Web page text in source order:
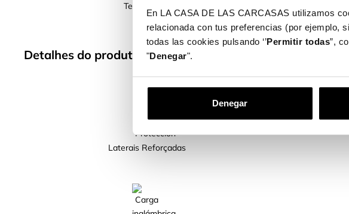
En LA CASA DE LAS CARCASAS utilizamos
relacionada con tus preferencias (por ejemplo,
todas las cookies pulsando ‘’Permitir todas”,
"Denegar".
Denegar
Temos mais de 400 modelos de telemóvel disponíveis para
Detalhes do produto
Laterais Reforçadas